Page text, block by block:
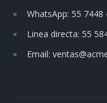
WhatsApp: 55 7448
Linea directa: 55
Email: